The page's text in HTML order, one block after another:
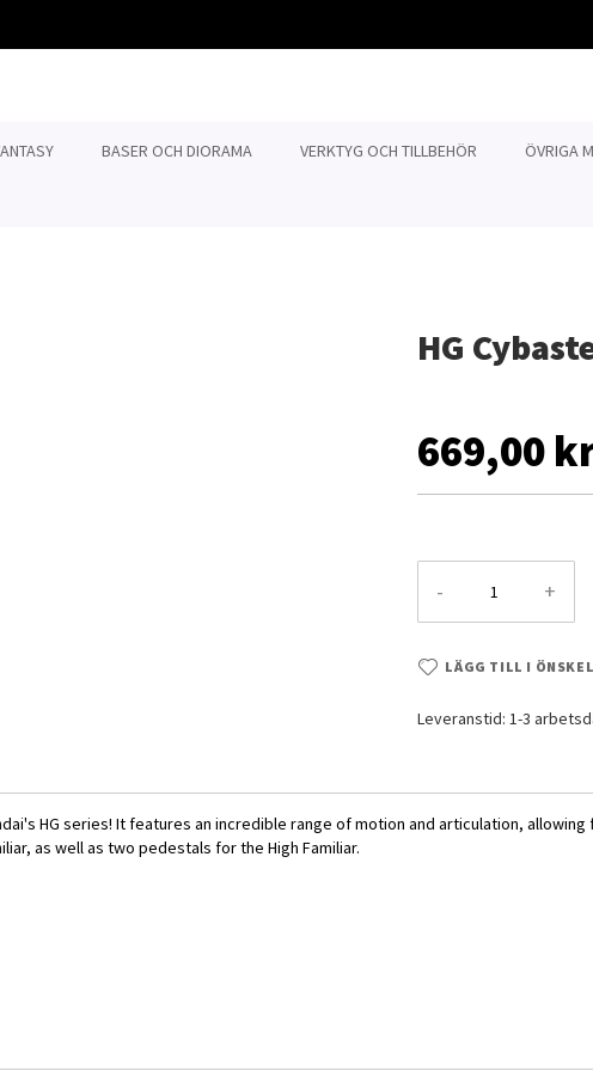
BASER OCH DIORAMA VERKTYG OCH TILLBEHÖR ÖVRIGA
HG
669,00
- +
LÄGG TILL I
Leveranstid: 1-3
HG series! It features an incredible range of motion and articulation,
as well as two pedestals for the High Familiar.